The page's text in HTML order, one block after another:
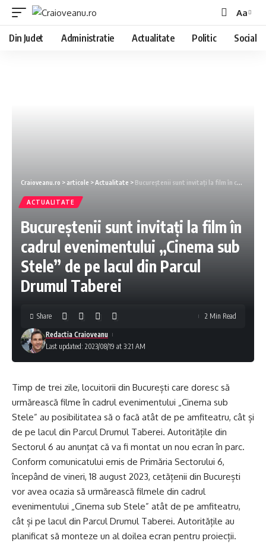
Aa
Din Judet Administratie Actualitate Politic Social
Craioveanu.ro > articole >Actualitate > Bucureștenii sunt invitați la film în cadrul evenimentului „Cinema sub Stele” de pe lacul din Parcul Drumul Taberei
ACTUALITATE
Bucureștenii sunt invitați la film în
cadrul evenimentului „Cinema sub
Stele” de pe lacul din Parcul
Drumul Taberei
Last updated: 2023/08/19 at 3:21 AM
Redactia Craioveanu
Share 2 Min Read
Timp de trei zile, locuitorii din București care doresc să
urmărească filme în cadrul evenimentului „Cinema sub
Stele” au posibilitatea să o facă atât de pe amfiteatru, cât și
de pe lacul din Parcul Drumul Taberei. Autoritățile din
Sectorul 6 au anunțat că va fi montat un nou ecran în parc.
Conform comunicatului emis de Primăria Sectorului 6,
începând de vineri, 18 august 2023, cetățenii din București
vor avea ocazia să urmărească filmele din cadrul
evenimentului „Cinema sub Stele” atât de pe amfiteatru,
cât și pe lacul din Parcul Drumul Taberei. Autoritățile au
planificat să monteze un al doilea ecran pentru proiecții.